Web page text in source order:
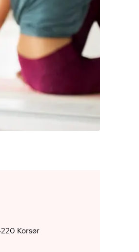
Skovåsen 120, Skovåsen 120, 4220 Korsør